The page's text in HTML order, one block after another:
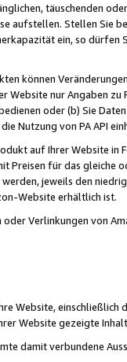
täuschenden
aufstellen. Stellen Sie
ein, so dürfen
können
Website nur Angaben
oder (b) Sie
Nutzung von PA API
auf Ihrer Website
Preisen für das
jeweils den
Website erhältlich ist.
Verlinkungen von
Website,
Website gezeigte
damit verbundene